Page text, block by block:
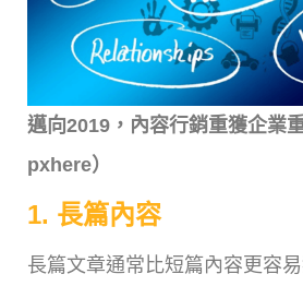
邁向2019，內容行銷重獲企業
pxhere）
1. 長篇內容
長篇文章通常比短篇內容更容